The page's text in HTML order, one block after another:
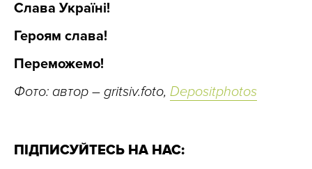
Слава Україні!
Героям слава!
Переможемо!
Фото: автор – gritsiv.foto, Depositphotos
ПІДПИСУЙТЕСЬ НА НАС: